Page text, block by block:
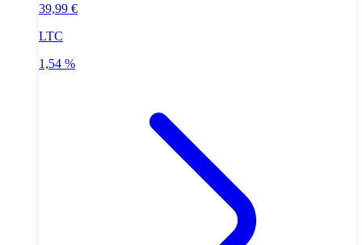
39,99 €
LTC
1,54 %